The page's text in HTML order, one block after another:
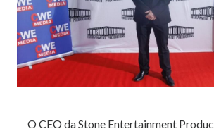
O CEO da Stone Entertainment